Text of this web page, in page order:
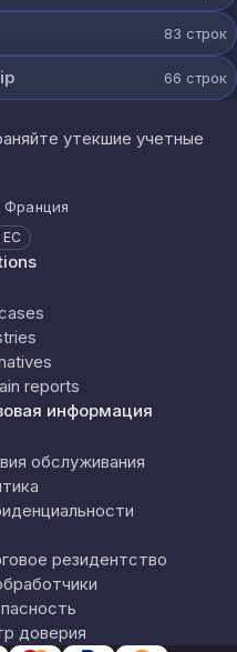
83 строк
66 строк
утекшие учетные
ЕС
reports
информация
обслуживания
резидентство
доверия